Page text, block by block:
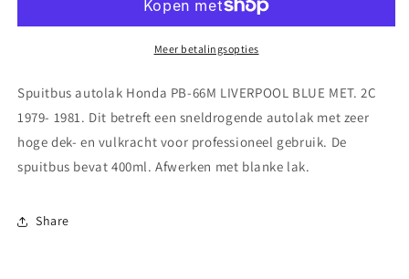
66M
MET.
1979-
1981
PB-
66M
LIVERPOOL
MET.
1979-
1981
Meer betalingsopties
Spuitbus autolak Honda PB-66M LIVERPOOL BLUE MET. 2C
1979- 1981. Dit betreft een sneldrogende autolak met zeer
hoge dek- en vulkracht voor professioneel gebruik. De
spuitbus bevat 400ml. Afwerken met blanke lak.
Share